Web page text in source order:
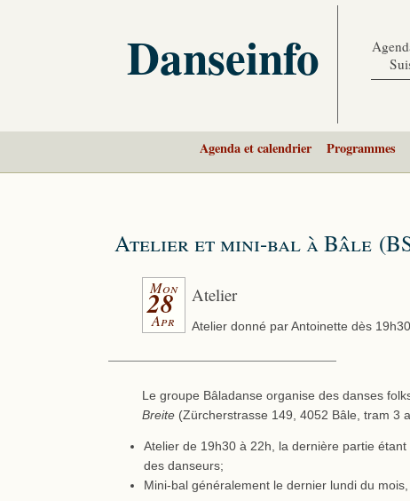
Danseinfo
Agenda et calendrier Programmes
Atelier et mini-bal à Bâle
Mon
28
Apr
Atelier
Atelier donné par Antoinette dès
Le groupe Bâladanse organise des danses
Breite(Zürcherstrasse 149, 4052 Bâle, tram 3
Atelier de 19h30 à 22h, la dernière partie
des danseurs;
Mini-bal généralement le dernier lundi du